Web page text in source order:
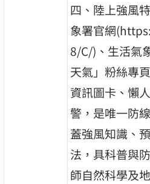
四、陸上強風
象署官網
8/C/)、生活氣
天氣」粉絲專
資訊圖卡、懶
警，是唯一防
蓋強風知識、
法，具科普與
師自然科學及